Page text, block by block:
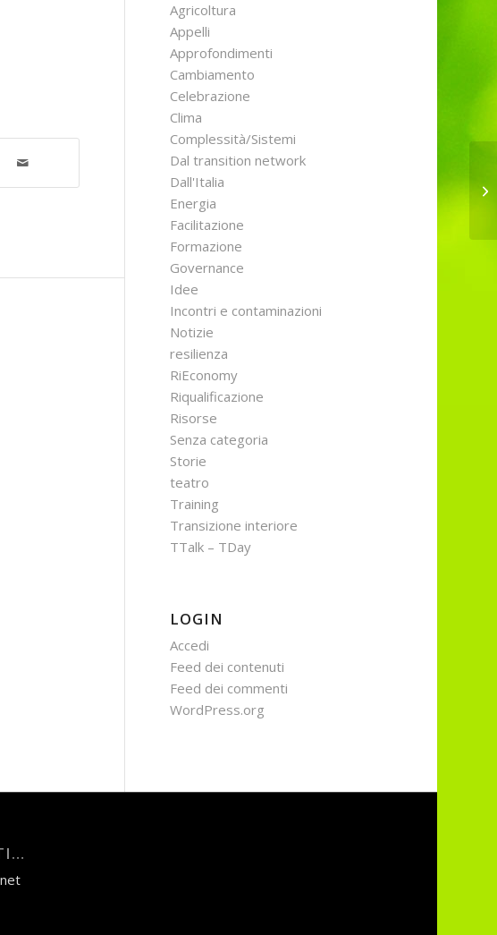
Agricoltura
Appelli
Approfondimenti
Cambiamento
Celebrazione
Clima
Complessità/Sistemi
Dal transition network
Dall'Italia
Energia
Facilitazione
Formazione
Governance
Idee
Incontri e contaminazioni
Notizie
resilienza
RiEconomy
Riqualificazione
Risorse
Senza categoria
Storie
teatro
Training
Transizione interiore
TTalk – TDay
LOGIN
Accedi
Feed dei contenuti
Feed dei commenti
WordPress.org